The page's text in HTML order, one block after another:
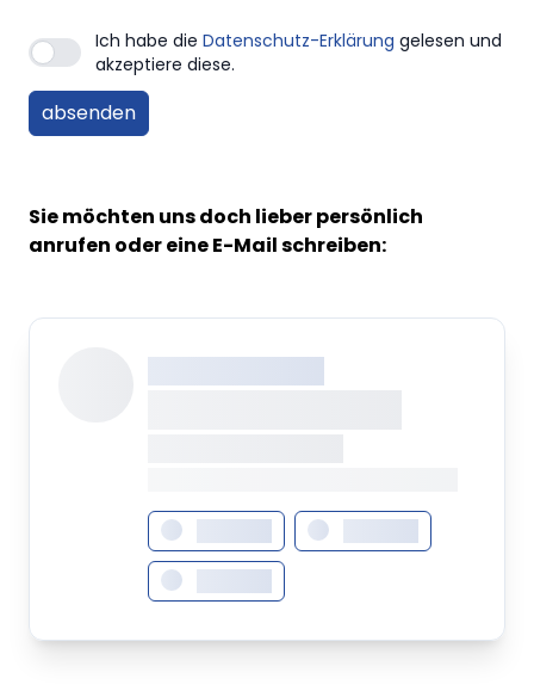
Ich habe die Datenschutz-Erklärung gelesen und
akzeptiere diese.
Sie möchten uns doch lieber persönlich
anrufen oder eine E-Mail schreiben: